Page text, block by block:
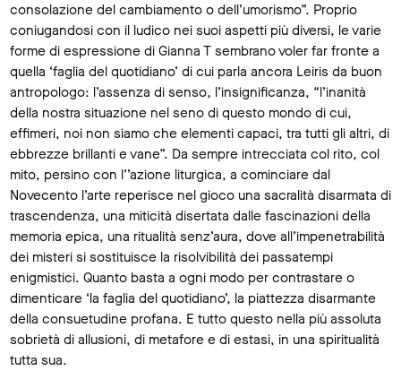
consolazione del cambiamento o dell’umorismo”. Proprio
coniugandosi con il ludico nei suoi aspetti più diversi, le varie
forme di espressione di Gianna T sembrano voler far fronte a
quella ‘faglia del quotidiano’ di cui parla ancora Leiris da buon
antropologo: l’assenza di senso, l’insignificanza, “l’inanità
della nostra situazione nel seno di questo mondo di cui,
effimeri, noi non siamo che elementi capaci, tra tutti gli altri, di
ebbrezze brillanti e vane”. Da sempre intrecciata col rito, col
mito, persino con l’’azione liturgica, a cominciare dal
Novecento l’arte reperisce nel gioco una sacralità disarmata di
trascendenza, una miticità disertata dalle fascinazioni della
memoria epica, una ritualità senz’aura, dove all’impenetrabilità
dei misteri si sostituisce la risolvibilità dei passatempi
enigmistici. Quanto basta a ogni modo per contrastare o
dimenticare ‘la faglia del quotidiano’, la piattezza disarmante
della consuetudine profana. E tutto questo nella più assoluta
sobrietà di allusioni, di metafore e di estasi, in una spiritualità
tutta sua.